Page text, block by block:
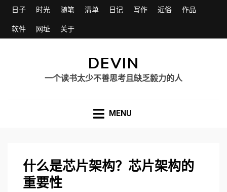
日子 时光 随笔 清单 日记 写作 近俗 作品
软件 网址 关于
DEVIN
一个读书太少不善思考且缺乏毅力的人
MENU
什么是芯片架构？芯片架构的
重要性